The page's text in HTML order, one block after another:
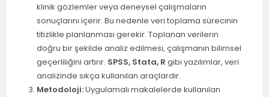
klinik gözlemler veya deneysel çalışmaların
sonuçlarını içerir. Bu nedenle veri toplama sürecinin
titizlikle planlanması gerekir. Toplanan verilerin
doğru bir şekilde analiz edilmesi, çalışmanın bilimsel
geçerliliğini artırır. SPSS, Stata, R gibi yazılımlar, veri
analizinde sıkça kullanılan araçlardır.
Metodoloji:Uygulamalı makalelerde kullanılan